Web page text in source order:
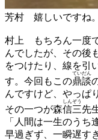
芳村 嬉しいですね。
村上
もちろん一度
んでしたが、その後
をつけたり、線を引
す。今回もこの鼎談
ていだん
んですけど、やっぱ
その一つが森信三
しんぞう
先
「人間は一生のう
早過ぎず、一瞬遅す